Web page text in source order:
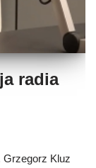
radia
Grzegorz Kluz